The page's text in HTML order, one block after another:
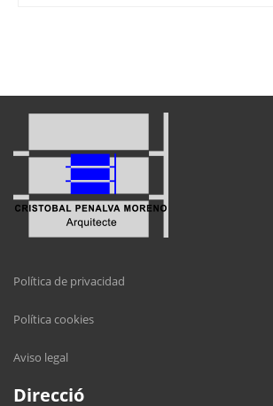
Política de privacidad
Política cookies
Aviso legal
Direcció